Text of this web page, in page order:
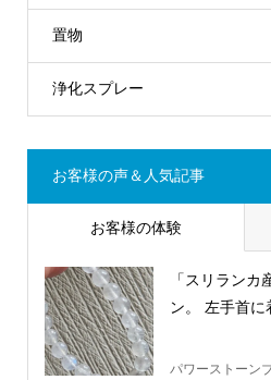
置物
浄化スプレー
お客様の声＆人気記事
お客様の体験
「スリランカ
ン。 左手首に
パワーストーン